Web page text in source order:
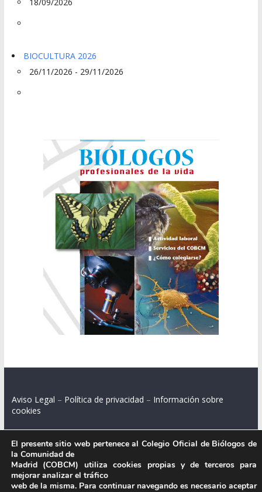
18/09/2026
BIOCULTURA 2026
26/11/2026 - 29/11/2026
Aviso Legal – Política de privacidad – Información sobre
cookies
Colegio Oficial de Biólogos de la Comunidad de Madrid.
C/ Santa Engracia 108, 2º int.izq. 28003 Madrid.
El presente sitio web pertenece al Colegio Oficial de Biólogos de
la Comunidad de
Madrid (COBCM) utiliza cookies propias y de terceros para
mejorar analizar el tráfico
web de la misma. Para continuar navegando es necesario aceptar